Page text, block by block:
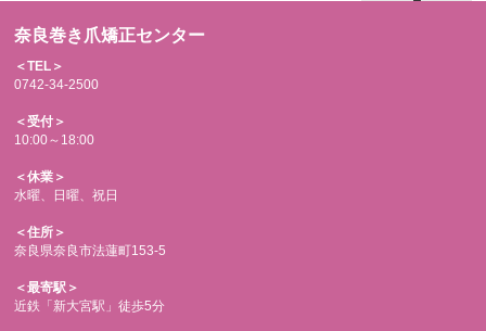
奈良巻き爪矯正センター
＜TEL＞
0742-34-2500
＜受付＞
10:00～18:00
＜休業＞
水曜、日曜、祝日
＜住所＞
奈良県奈良市法蓮町153-5
＜最寄駅＞
近鉄「新大宮駅」徒歩5分